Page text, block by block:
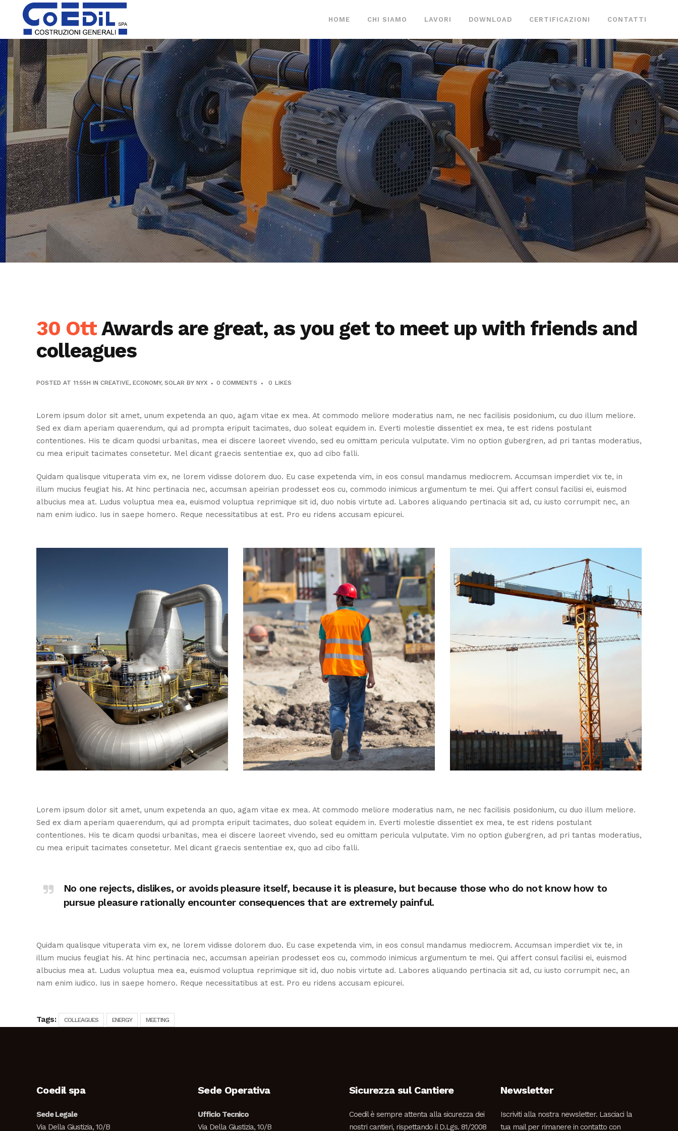
HOME CHI SIAMO LAVORI DOWNLOAD CERTIFICAZIONI CONTATTI
30 OttAwards are great, as you get to meet up with friends and
colleagues
POSTED AT 11:55H IN CREATIVE, ECONOMY, SOLAR BY NYX 0 COMMENTS 0 LIKES
Lorem ipsum dolor sit amet, unum expetenda an quo, agam vitae ex mea. At commodo meliore moderatius nam, ne nec facilisis posidonium, cu duo illum meliore.
Sed ex diam aperiam quaerendum, qui ad prompta eripuit tacimates, duo soleat equidem in. Everti molestie dissentiet ex mea, te est ridens postulant
contentiones. His te dicam quodsi urbanitas, mea ei discere laoreet vivendo, sed eu omittam pericula vulputate. Vim no option gubergren, ad pri tantas moderatius,
cu mea eripuit tacimates consetetur. Mel dicant graecis sententiae ex, quo ad cibo falli.
Quidam qualisque vituperata vim ex, ne lorem vidisse dolorem duo. Eu case expetenda vim, in eos consul mandamus mediocrem. Accumsan imperdiet vix te, in
illum mucius feugiat his. At hinc pertinacia nec, accumsan apeirian prodesset eos cu, commodo inimicus argumentum te mei. Qui affert consul facilisi ei, euismod
albucius mea at. Ludus voluptua mea ea, euismod voluptua reprimique sit id, duo nobis virtute ad. Labores aliquando pertinacia sit ad, cu iusto corrumpit nec, an
nam enim iudico. Ius in saepe homero. Reque necessitatibus at est. Pro eu ridens accusam epicurei.
Lorem ipsum dolor sit amet, unum expetenda an quo, agam vitae ex mea. At commodo meliore moderatius nam, ne nec facilisis posidonium, cu duo illum meliore.
Sed ex diam aperiam quaerendum, qui ad prompta eripuit tacimates, duo soleat equidem in. Everti molestie dissentiet ex mea, te est ridens postulant
contentiones. His te dicam quodsi urbanitas, mea ei discere laoreet vivendo, sed eu omittam pericula vulputate. Vim no option gubergren, ad pri tantas moderatius,
cu mea eripuit tacimates consetetur. Mel dicant graecis sententiae ex, quo ad cibo falli.
No one rejects, dislikes, or avoids pleasure itself, because it is pleasure, but because those who do not know how to
pursue pleasure rationally encounter consequences that are extremely painful.
Quidam qualisque vituperata vim ex, ne lorem vidisse dolorem duo. Eu case expetenda vim, in eos consul mandamus mediocrem. Accumsan imperdiet vix te, in
illum mucius feugiat his. At hinc pertinacia nec, accumsan apeirian prodesset eos cu, commodo inimicus argumentum te mei. Qui affert consul facilisi ei, euismod
albucius mea at. Ludus voluptua mea ea, euismod voluptua reprimique sit id, duo nobis virtute ad. Labores aliquando pertinacia sit ad, cu iusto corrumpit nec, an
nam enim iudico. Ius in saepe homero. Reque necessitatibus at est. Pro eu ridens accusam epicurei.
Tags: COLLEAGUES ENERGY MEETING
Coedil spa
Sede Legale
Via Della Giustizia, 10/B
Sede Operativa
Ufficio Tecnico
Via Della Giustizia, 10/B
Sicurezza sul Cantiere
Coedil è sempre attenta alla sicurezza dei
nostri cantieri, rispettando il D.Lgs. 81/2008
Newsletter
Iscriviti alla nostra newsletter. Lasciaci la
tua mail per rimanere in contatto con